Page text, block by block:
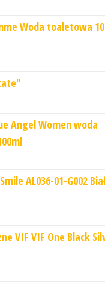
Woda toaletowa
Angel Women woda
AL036-01-G002
VIF VIF One Black